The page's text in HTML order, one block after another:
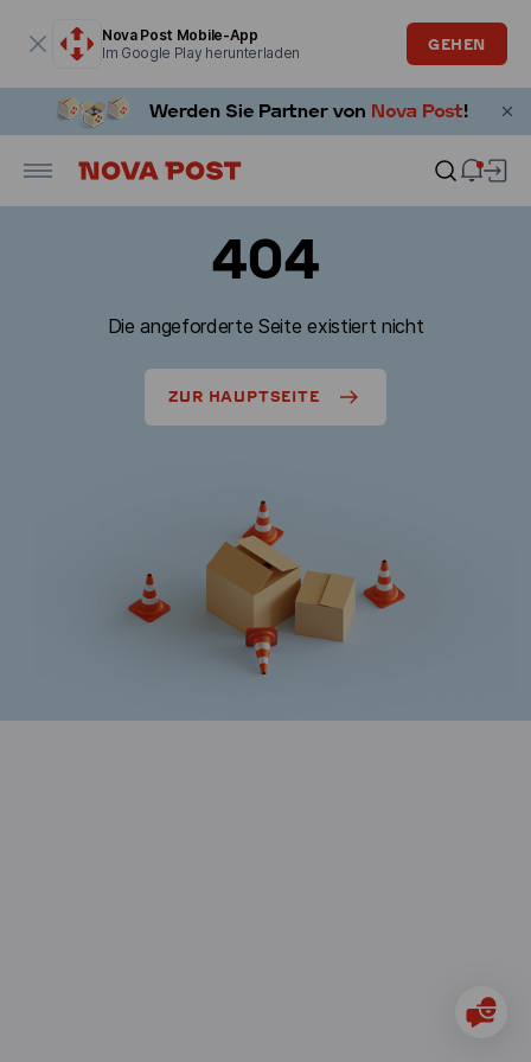
Nova Post Mobile-App
Im Google Play herunterladen
GEHEN
404
Die angeforderte Seite existiert nicht
ZUR HAUPTSEITE